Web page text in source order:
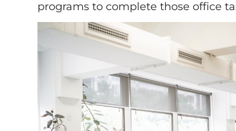
programs to complete those office